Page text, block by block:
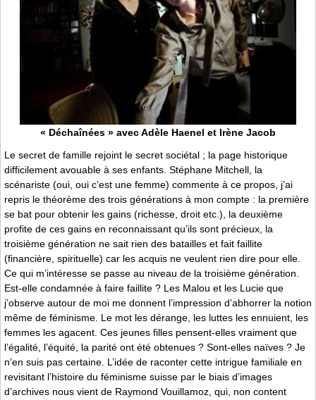
« Déchaînées » avec Adèle Haenel et Irène Jacob
Le secret de famille rejoint le secret sociétal ; la page historique
difficilement avouable à ses enfants. Stéphane Mitchell, la
scénariste (oui, oui c’est une femme) commente à ce propos, j’ai
repris le théorème des trois générations à mon compte : la première
se bat pour obtenir les gains (richesse, droit etc.), la deuxième
profite de ces gains en reconnaissant qu’ils sont précieux, la
troisième génération ne sait rien des batailles et fait faillite
(financière, spirituelle) car les acquis ne veulent rien dire pour elle.
Ce qui m’intéresse se passe au niveau de la troisième génération.
Est-elle condamnée à faire faillite ? Les Malou et les Lucie que
j’observe autour de moi me donnent l’impression d’abhorrer la notion
même de féminisme. Le mot les dérange, les luttes les ennuient, les
femmes les agacent. Ces jeunes filles pensent-elles vraiment que
l’égalité, l’équité, la parité ont été obtenues ? Sont-elles naïves ? Je
n’en suis pas certaine. L’idée de raconter cette intrigue familiale en
revisitant l’histoire du féminisme suisse par le biais d’images
d’archives nous vient de Raymond Vouillamoz, qui, non content